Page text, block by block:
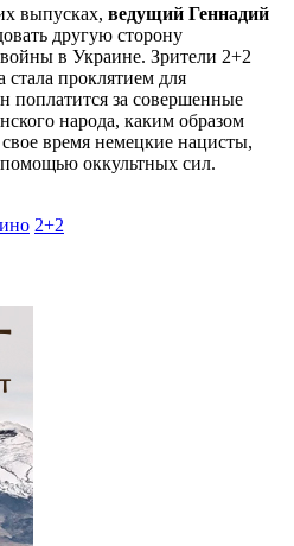
выпусках, ведущий Геннадий
другую сторону
в Украине. Зрители 2+2
стала проклятием для
поплатится за совершенные
народа, каким образом
время немецкие нацисты,
оккультных сил.
2+2